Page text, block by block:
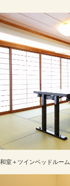
和室＋ツインベッドルー